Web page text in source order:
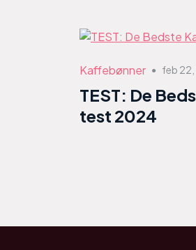
Kaffebønner ● feb
TEST: De
test 2024